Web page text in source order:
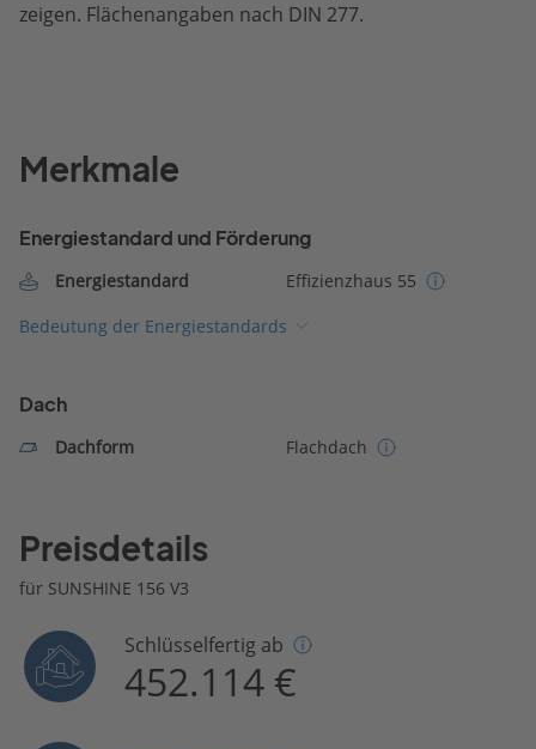
zeigen. Flächenangaben nach DIN 277.
Merkmale
Energiestandard und Förderung
Energiestandard
Effizienzhaus 55
Bedeutung der Energiestandards
Dach
Dachform Flachdach
Preisdetails
für SUNSHINE 156 V3
Schlüsselfertig ab
452.114 €